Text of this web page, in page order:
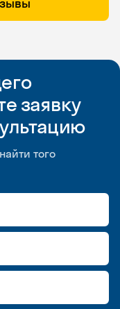
заявку
того